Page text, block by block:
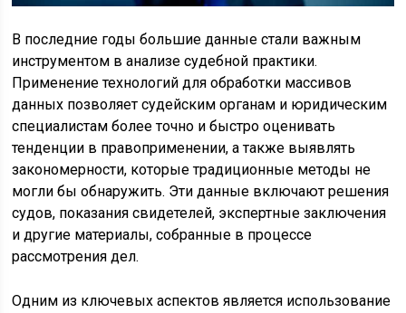
В последние годы большие данные стали важным
инструментом в анализе судебной практики.
Применение технологий для обработки массивов
данных позволяет судейским органам и юридическим
специалистам более точно и быстро оценивать
тенденции в правоприменении, а также выявлять
закономерности, которые традиционные методы не
могли бы обнаружить. Эти данные включают решения
судов, показания свидетелей, экспертные заключения
и другие материалы, собранные в процессе
рассмотрения дел.
Одним из ключевых аспектов является использование